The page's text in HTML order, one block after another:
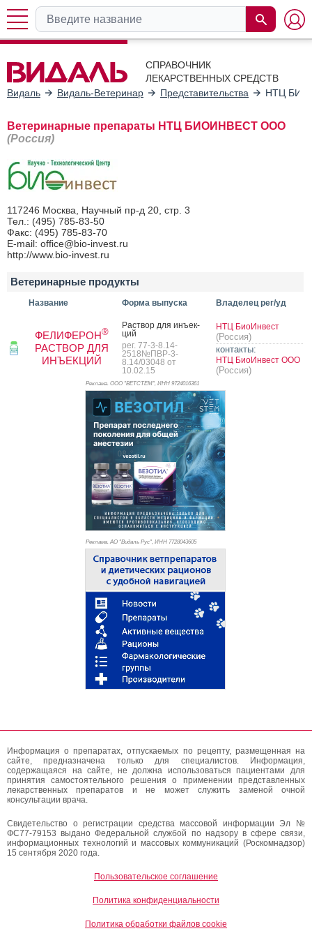
СПРАВОЧНИК
ЛЕКАРСТВЕННЫХ СРЕДСТВ
Видаль
Видаль-Ветеринар Представительства НТЦ
Ветеринарные препараты НТЦ БИОИНВЕСТ ООО
(Россия)
117246 Москва, Научный пр-д 20, стр. 3
Тел.: (495) 785-83-50
Факс: (495) 785-83-70
E-mail: office@bio-invest.ru
http://www.bio-invest.ru
Ветеринарные продукты
Название Форма выпуска Владелец рег/уд
ФЕЛИФЕРОН®
РАСТВОР ДЛЯ
ИНЪЕКЦИЙ
Рас­твор для инъ­ек­
ций
рег. 77-3-8.14-
2518№ПВР-3-
8.14/03048 от
10.02.15
НТЦ БиоИнвест
(Россия)
контакты:
НТЦ БиоИнвест ООО
(Россия)
Реклама. ООО "ВЕТСТЕМ", ИНН 9724016361
Реклама. АО "Видаль Рус", ИНН 7728043605
Информация о препаратах, отпускаемых по рецепту, размещенная на
сайте, предназначена только для специалистов. Информация,
содержащаяся на сайте, не должна использоваться пациентами для
принятия самостоятельного решения о применении представленных
лекарственных препаратов и не может служить заменой очной
консультации врача.
Свидетельство о регистрации средства массовой информации Эл №
ФС77-79153 выдано Федеральной службой по надзору в сфере связи,
информационных технологий и массовых коммуникаций (Роскомнадзор)
15 сентября 2020 года.
Пользовательское соглашение
Политика конфиденциальности
Политика обработки файлов cookie